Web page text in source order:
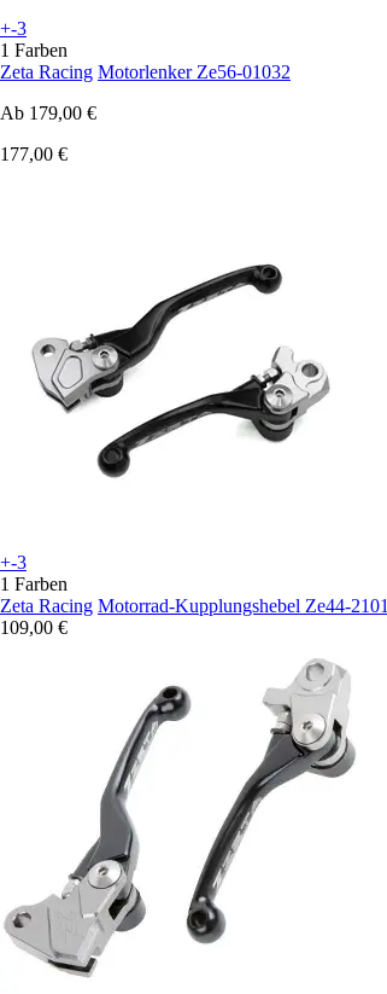
+-3
1 Farben
Zeta Racing Motorlenker Ze56-01032
Ab 179,00 €
177,00 €
+-3
1 Farben
Zeta Racing Motorrad-Kupplungshebel Ze44-2101
109,00 €